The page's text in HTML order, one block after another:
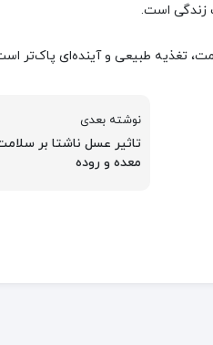
زندگی است.
تغذیه طبیعی و آینده‌ای پاک‌تر
نوشته بعدی
تاثیر عسل ناشتا بر
معده و روده